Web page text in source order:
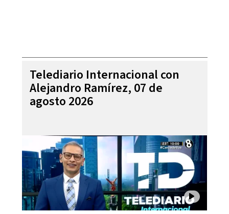
Telediario Internacional con
Alejandro Ramírez, 07 de
agosto 2026